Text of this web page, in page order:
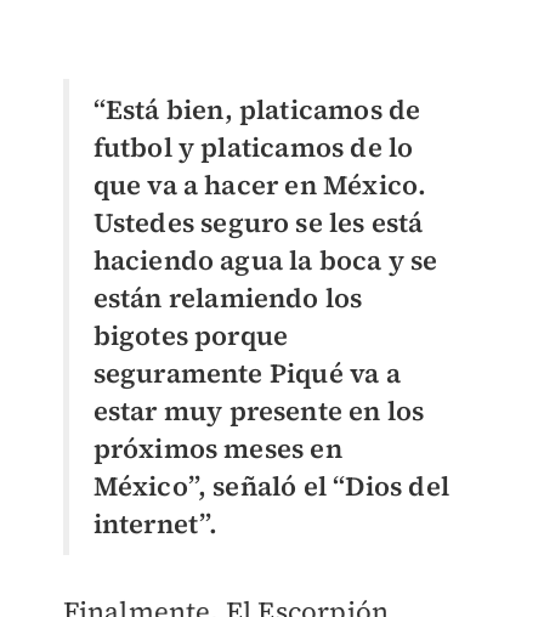
“Está bien, platicamos de
futbol y platicamos de lo
que va a hacer en México.
Ustedes seguro se les está
haciendo agua la boca y se
están relamiendo los
bigotes porque
seguramente Piqué va a
estar muy presente en los
próximos meses en
México”, señaló el “Dios del
internet”.